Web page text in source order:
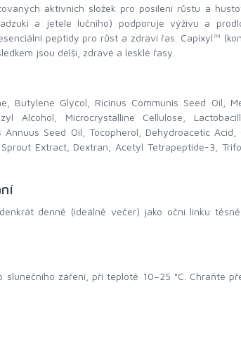
aktivních složek pro posílení růstu a
a jetele lučního) podporuje výživu a
peptidy pro růst a zdraví řas. Capixyl™
jsou delší, zdravé a lesklé řasy.
Butylene Glycol, Ricinus Communis Seed Oil,
Alcohol, Microcrystalline Cellulose,
Seed Oil, Tocopherol, Dehydroacetic Acid,
Extract, Dextran, Acetyl Tetrapeptide-3,
denně (ideálně večer) jako oční linku
záření, při teplotě 10–25 °C. Chraňte